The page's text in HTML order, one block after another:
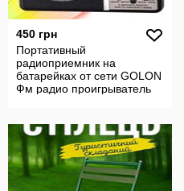
450 грн
Портативный
радиоприемник на
батарейках от сети GОLОN
Фм радио проигрыватель